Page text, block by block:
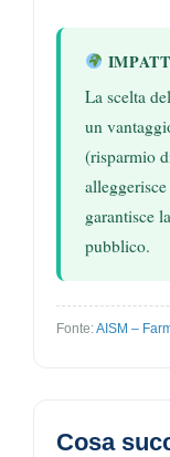
La scelta
un
(risparmio
garantisce
pubblico.
Fonte:AISM –
Cosa